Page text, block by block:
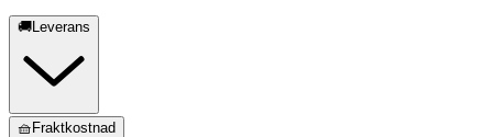
🚚Leverans
🧺Fraktkostnad